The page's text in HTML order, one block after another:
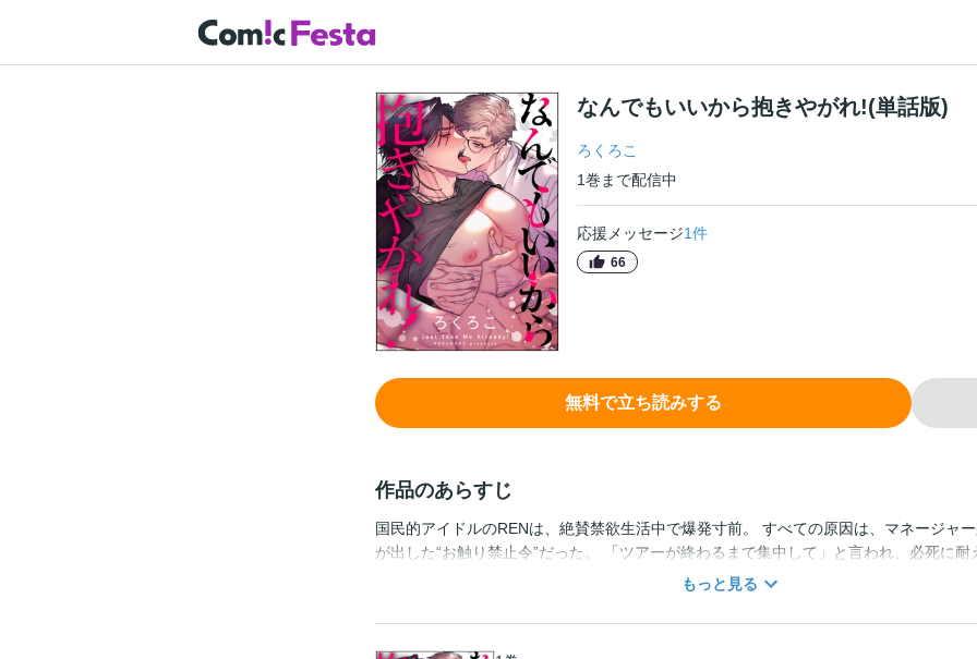
なんでもいいから抱きやがれ!(単話版)
ろくろこ
1巻 まで配信中
応援メッセージ1件
66
無料で立ち読みする
作品のあらすじ
国民的アイドルのRENは、絶賛禁欲生活中で爆発寸前。 すべての原因は、マネージャ
が出した“お触り禁止令”だった。 「ツアーが終わるまで集中して」と言われ、必死に耐
アー最終日の夜に溜まりに溜まった欲望を高見にぶつけてしまい…？ 欲求不満MAXから
ださい。
もっと見る